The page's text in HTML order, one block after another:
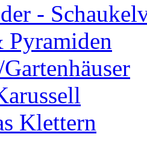
-
Pyramiden
Klettern